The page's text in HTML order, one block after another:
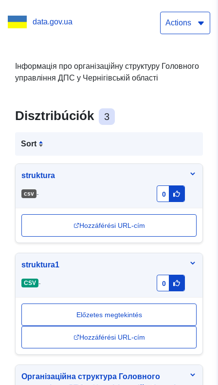
data.gov.ua Actions
Інформація про організаційну структуру Головного
управління ДПС у Чернігівській області
Disztribúciók 3
Sort
struktura
сsv - 0
Hozzáférési URL-cím
struktura1
CSV - 0
Előzetes megtekintés
Hozzáférési URL-cím
Організаційна структура Головного